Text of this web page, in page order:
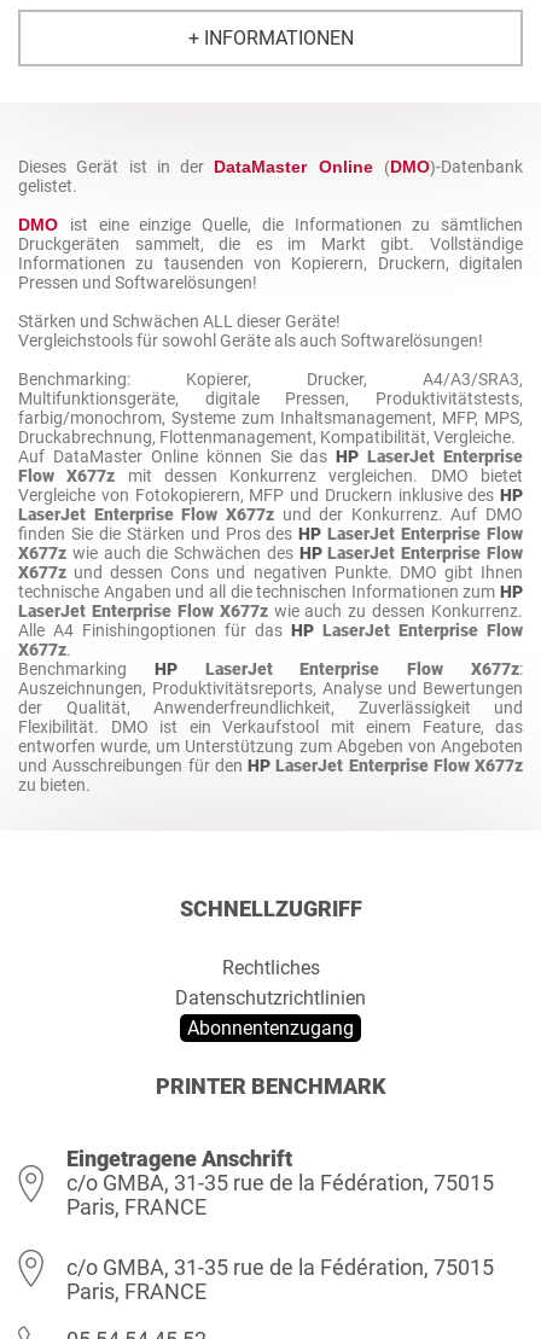
+ INFORMATIONEN
Dieses Gerät ist in der DataMaster Online(DMO)-Datenbank
gelistet.
DMO ist eine einzige Quelle, die Informationen zu sämtlichen
Druckgeräten sammelt, die es im Markt gibt. Vollständige
Informationen zu tausenden von Kopierern, Druckern, digitalen
Pressen und Softwarelösungen!
Stärken und Schwächen ALL dieser Geräte!
Vergleichstools für sowohl Geräte als auch Softwarelösungen!
Benchmarking: Kopierer, Drucker, A4/A3/SRA3,
Multifunktionsgeräte, digitale Pressen, Produktivitätstests,
farbig/monochrom, Systeme zum Inhaltsmanagement, MFP, MPS,
Druckabrechnung, Flottenmanagement, Kompatibilität, Vergleiche.
Auf DataMaster Online können Sie dasHP LaserJet Enterprise
Flow X677z mit dessen Konkurrenz vergleichen. DMO bietet
Vergleiche von Fotokopierern, MFP und Druckern inklusive des HP
LaserJet Enterprise Flow X677zund der Konkurrenz. Auf DMO
finden Sie die Stärken und Pros desHP LaserJet Enterprise Flow
X677z wie auch die Schwächen des HP LaserJet Enterprise Flow
X677z und dessen Cons und negativen Punkte. DMO gibt Ihnen
technische Angaben und all die technischen Informationen zum HP
LaserJet Enterprise Flow X677zwie auch zu dessen Konkurrenz.
Alle A4 Finishingoptionen für das HP LaserJet Enterprise Flow
X677z.
Benchmarking HP LaserJet Enterprise Flow X677z:
Auszeichnungen, Produktivitätsreports, Analyse und Bewertungen
der Qualität, Anwenderfreundlichkeit, Zuverlässigkeit und
Flexibilität. DMO ist ein Verkaufstool mit einem Feature, das
entworfen wurde, um Unterstützung zum Abgeben von Angeboten
und Ausschreibungen für den HP LaserJet Enterprise Flow X677z
zu bieten.
SCHNELLZUGRIFF
Rechtliches
Datenschutzrichtlinien
Abonnentenzugang
PRINTER BENCHMARK
Eingetragene Anschrift
c/o GMBA, 31-35 rue de la Fédération, 75015
Paris, FRANCE
c/o GMBA, 31-35 rue de la Fédération, 75015
Paris, FRANCE